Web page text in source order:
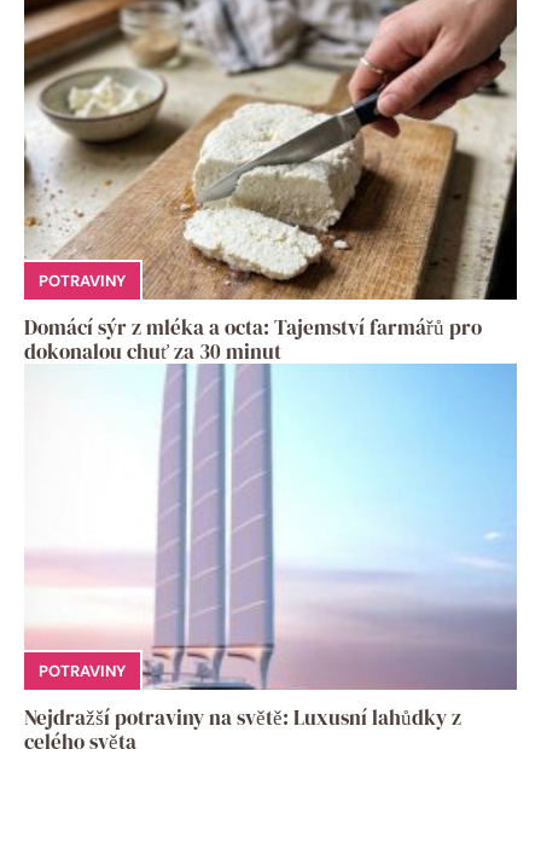
POTRAVINY
Domácí sýr z mléka a octa: Tajemství farmářů pro
dokonalou chuť za 30 minut
POTRAVINY
Nejdražší potraviny na světě: Luxusní lahůdky z
celého světa